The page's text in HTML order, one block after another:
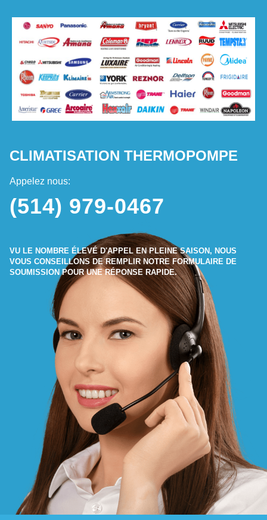
CLIMATISATION THERMOPOMPE
Appelez nous:
(514) 979-0467
VU LE NOMBRE ÉLEVÉ D'APPEL EN PLEINE SAISON, NOUS
VOUS CONSEILLONS DE REMPLIR NOTRE FORMULAIRE DE
SOUMISSION POUR UNE RÉPONSE RAPIDE.